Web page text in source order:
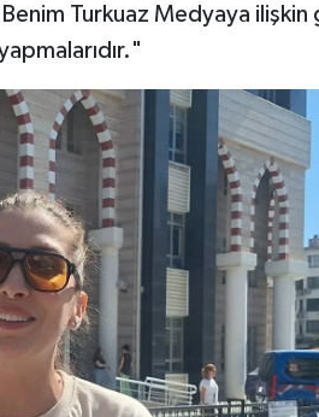
Benim Turkuaz Medyaya